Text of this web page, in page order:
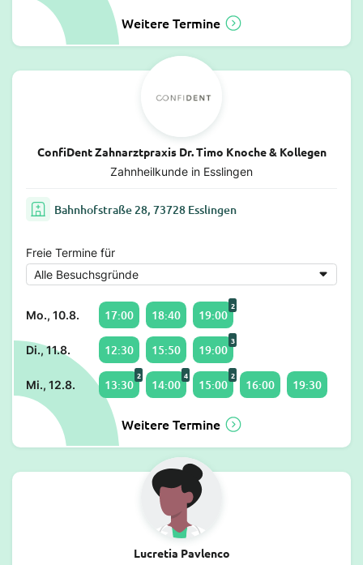
Weitere Termine
ConfiDent Zahnarztpraxis Dr. Timo Knoche & Kollegen
Zahnheilkunde in Esslingen
Bahnhofstraße 28, 73728 Esslingen
Freie Termine für
Mo., 10.8. 17:00 18:40 19:00
2
Di., 11.8. 12:30 15:50 19:00
3
Mi., 12.8. 13:30
2
14:00
4
15:00
2
16:00 19:30
Weitere Termine
Lucretia Pavlenco